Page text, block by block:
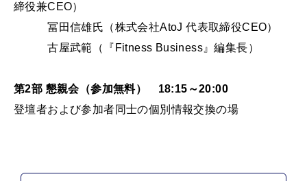
締役兼CEO）
冨田信雄氏（株式会社AtoJ 代表取締役CEO）
古屋武範（『Fitness Business』編集長）
第2部 懇親会（参加無料） 18:15～20:00
登壇者および参加者同士の個別情報交換の場